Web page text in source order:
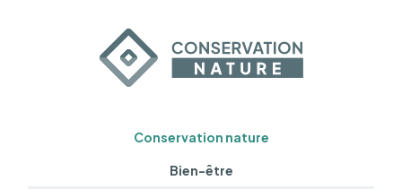
Conservation nature
Bien-être